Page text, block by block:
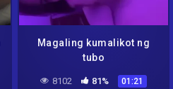
Magaling kumalikot ng
tubo
8102 81% 01:21